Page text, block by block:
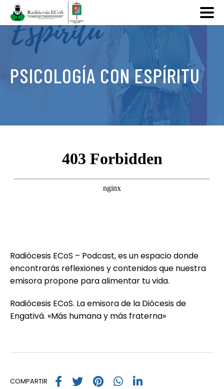
PSICOLOGÍA CON ESPÍRITU
Radiócesis ECoS – Podcast, es un espacio donde
encontrarás reflexiones y contenidos que nuestra
emisora propone para alimentar tu vida.
Radiócesis ECoS. La emisora de la Diócesis de
Engativá. «Más humana y más fraterna»
COMPARTIR